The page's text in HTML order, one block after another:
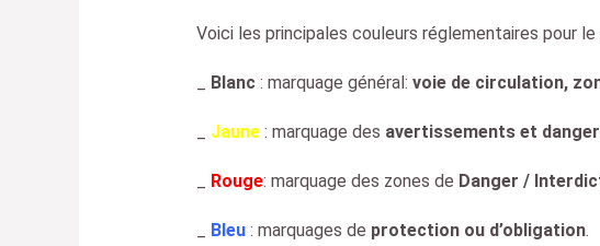
Voici les principales couleurs réglementaires pour le
Blanc : marquage général: voie de circulation,
Jaune : marquage des avertissements et
Rouge: marquage des zones de Danger /
Bleu : marquages de protection ou d’obligation.